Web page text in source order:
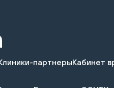
партнерыКабинет